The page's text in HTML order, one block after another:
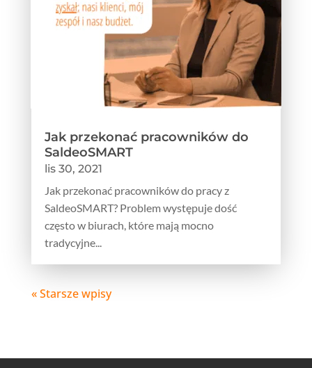
Jak przekonać pracowników do
SaldeoSMART
lis 30, 2021
Jak przekonać pracowników do pracy z
SaldeoSMART? Problem występuje dość
często w biurach, które mają mocno
tradycyjne...
« Starsze wpisy